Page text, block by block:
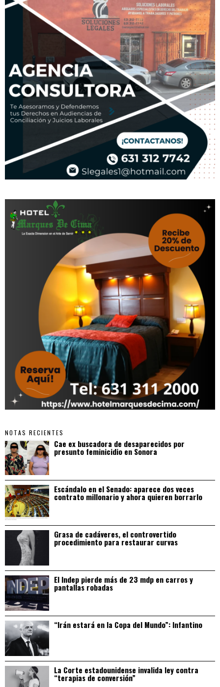
NOTAS RECIENTES
Cae ex buscadora de desaparecidos por
presunto feminicidio en Sonora
Escándalo en el Senado: aparece dos veces
contrato millonario y ahora quieren borrarlo
Grasa de cadáveres, el controvertido
procedimiento para restaurar curvas
El Indep pierde más de 23 mdp en carros y
pantallas robadas
“Irán estará en la Copa del Mundo”: Infantino
La Corte estadounidense invalida ley contra
“terapias de conversión”